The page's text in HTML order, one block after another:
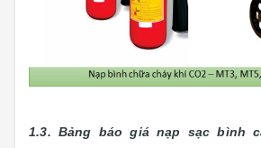
1.3. Bảng báo giá nạp sạc bình